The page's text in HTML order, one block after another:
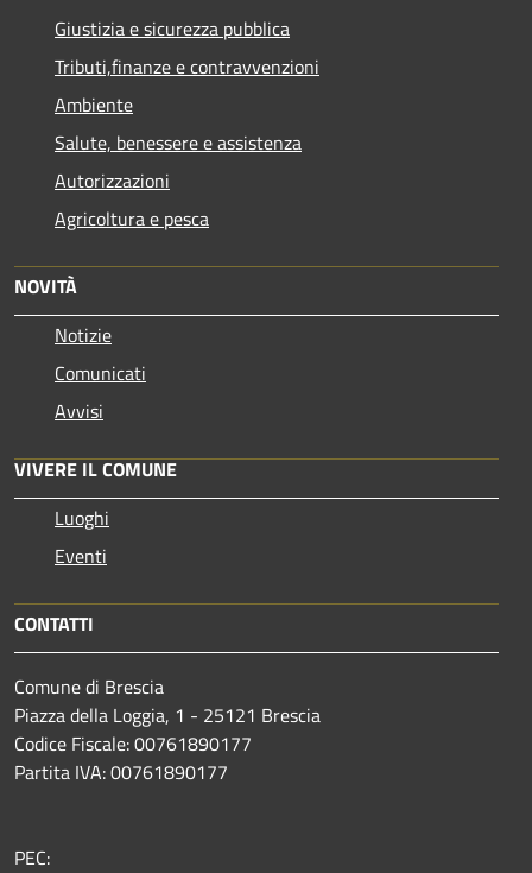
Giustizia e sicurezza pubblica
Tributi,finanze e contravvenzioni
Ambiente
Salute, benessere e assistenza
Autorizzazioni
Agricoltura e pesca
NOVITÀ
Notizie
Comunicati
Avvisi
VIVERE IL COMUNE
Luoghi
Eventi
CONTATTI
Comune di Brescia
Piazza della Loggia, 1 - 25121 Brescia
Codice Fiscale: 00761890177
Partita IVA: 00761890177
PEC: